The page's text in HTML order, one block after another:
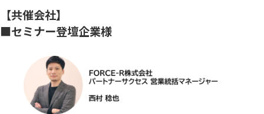
【共催会社】
■セミナー登壇企業様